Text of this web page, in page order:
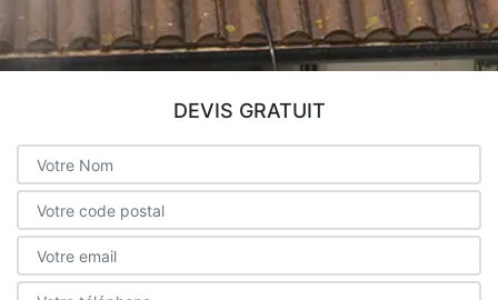
DEVIS GRATUIT